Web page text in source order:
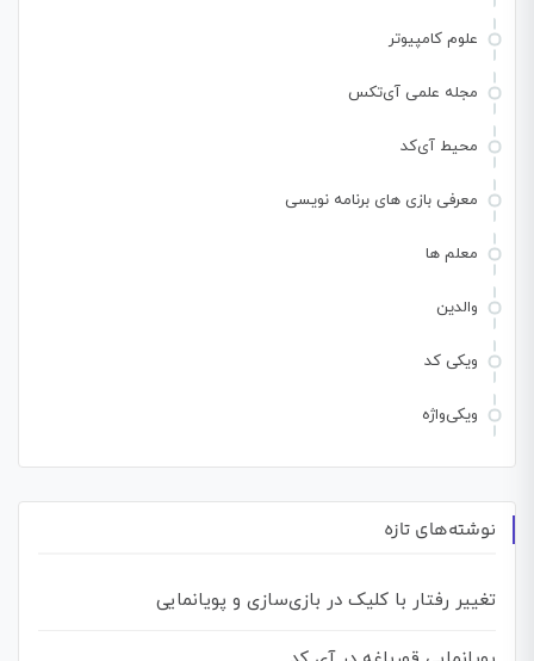
علوم کامپیوتر
مجله علمی آی‌تکس
محیط آی‌کد
معرفی بازی های برنامه نویسی
معلم ها
والدین
ویکی کد
ویکی‌واژه
نوشته‌های تازه
تغییر رفتار با کلیک در بازی‌سازی و پویانمایی